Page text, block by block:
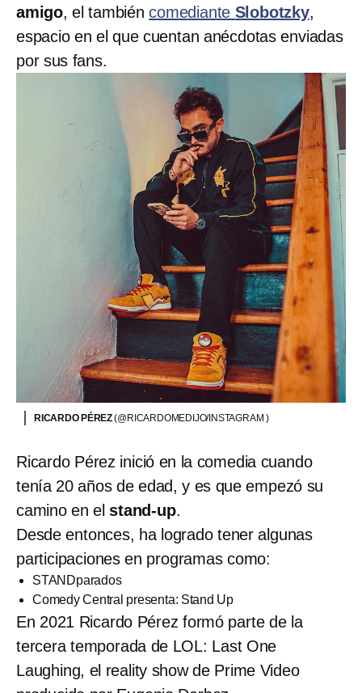
amigo, el tambiéncomediante Slobotzky,
espacio en el que cuentan anécdotas enviadas
por sus fans.
RICARDO PÉREZ(@RICARDOMEDIJO/INSTAGRAM )
Ricardo Pérez inició en la comedia cuando
tenía 20 años de edad, y es que empezó su
camino en el stand-up.
Desde entonces, ha logrado tener algunas
participaciones en programas como:
STANDparados
Comedy Central presenta: Stand Up
En 2021 Ricardo Pérez formó parte de la
tercera temporada de LOL: Last One
Laughing, el reality show de Prime Video